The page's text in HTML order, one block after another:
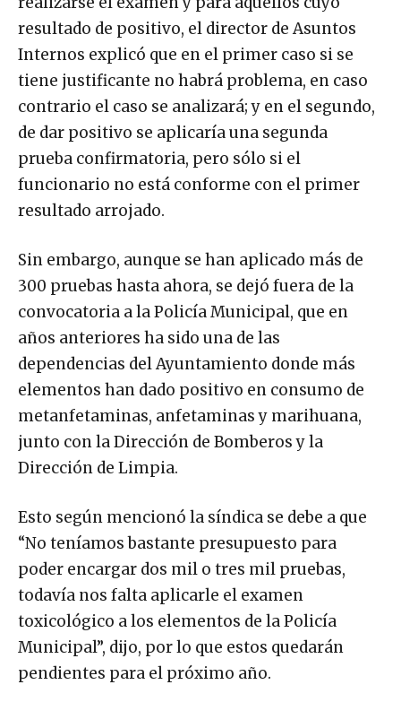
resultado de positivo, el director de Asuntos
Internos explicó que en el primer caso si se
tiene justificante no habrá problema, en caso
contrario el caso se analizará; y en el segundo,
de dar positivo se aplicaría una segunda
prueba confirmatoria, pero sólo si el
funcionario no está conforme con el primer
resultado arrojado.
Sin embargo, aunque se han aplicado más de
300 pruebas hasta ahora, se dejó fuera de la
convocatoria a la Policía Municipal, que en
años anteriores ha sido una de las
dependencias del Ayuntamiento donde más
elementos han dado positivo en consumo de
metanfetaminas, anfetaminas y marihuana,
junto con la Dirección de Bomberos y la
Dirección de Limpia.
Esto según mencionó la síndica se debe a que
“No teníamos bastante presupuesto para
poder encargar dos mil o tres mil pruebas,
todavía nos falta aplicarle el examen
toxicológico a los elementos de la Policía
Municipal”, dijo, por lo que estos quedarán
pendientes para el próximo año.